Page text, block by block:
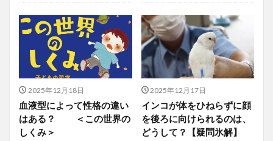
2025年12月18日
血液型によって性格の違い
はある？ ＜この世界の
しくみ＞
2025年12月17日
インコが体をひねらずに顔
を後ろに向けられるのは、
どうして？【疑問氷解】